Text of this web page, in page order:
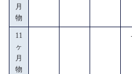
月
物
11
ヶ
月
物